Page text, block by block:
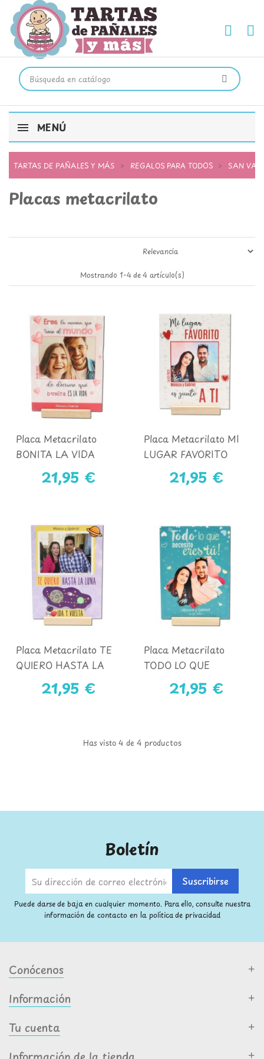
MENÚ
TARTAS DE PAÑALES Y MÁS REGALOS PARA TODOS SAN
Placas metacrilato
Mostrando 1-4 de 4 artículo(s)
Placa Metacrilato
BONITA LA VIDA
21,95 €
Placa Metacrilato MI
LUGAR FAVORITO
21,95 €
Placa Metacrilato TE
QUIERO HASTA LA
LUNA21,95 €
Placa Metacrilato
TODO LO QUE
NECESITO ERES TU
21,95 €
Has visto 4 de 4 productos
Boletín
Puede darse de baja en cualquier momento. Para ello, consulte nuestra
información de contacto en la política de privacidad
Conócenos
Información
Tu cuenta